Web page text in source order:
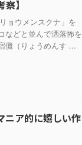
】
ョウメンスクナ」を
などと並んで洒落怖を
儺（りょうめんす ...
ア的に嬉しい作